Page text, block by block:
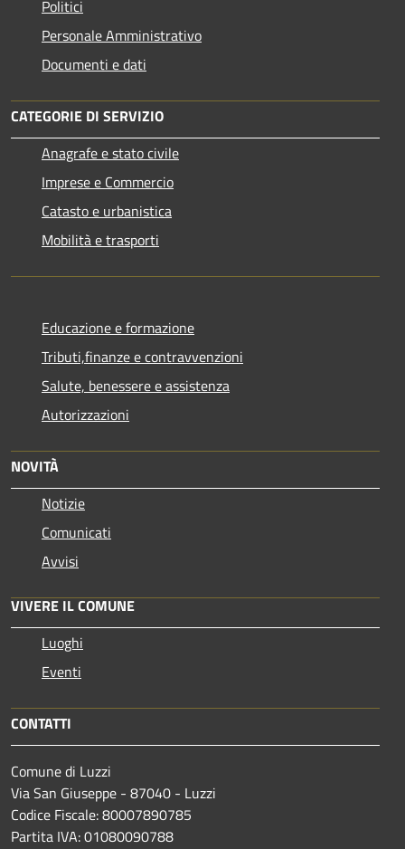
Politici
Personale Amministrativo
Documenti e dati
CATEGORIE DI SERVIZIO
Anagrafe e stato civile
Imprese e Commercio
Catasto e urbanistica
Mobilità e trasporti
Educazione e formazione
Tributi,finanze e contravvenzioni
Salute, benessere e assistenza
Autorizzazioni
NOVITÀ
Notizie
Comunicati
Avvisi
VIVERE IL COMUNE
Luoghi
Eventi
CONTATTI
Comune di Luzzi
Via San Giuseppe - 87040 - Luzzi
Codice Fiscale: 80007890785
Partita IVA: 01080090788